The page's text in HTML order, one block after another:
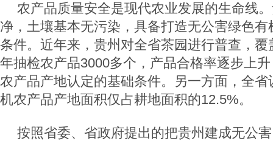
农产品质量安全是现代农业发展的生命线
净，土壤基本无污染，具备打造无公害绿色
条件。近年来，贵州对全省茶园进行普查，
年抽检农产品3000多个，产品合格率逐步上
农产品产地认定的基础条件。另一方面，全
机农产品产地面积仅占耕地面积的12.5%。
按照省委、省政府提出的把贵州建成无公